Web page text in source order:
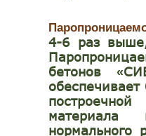
4-6 раз
бетонов«
материала
нормального